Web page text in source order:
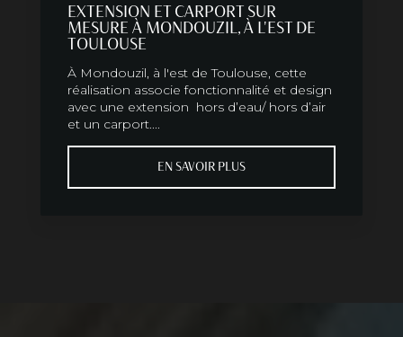
EXTENSION ET CARPORT SUR
MESURE À MONDOUZIL, À L'EST DE
TOULOUSE
À Mondouzil, à l'est de Toulouse, cette
réalisation associe fonctionnalité et design
avec une extension hors d’eau/ hors d’air
et un carport....
EN SAVOIR PLUS